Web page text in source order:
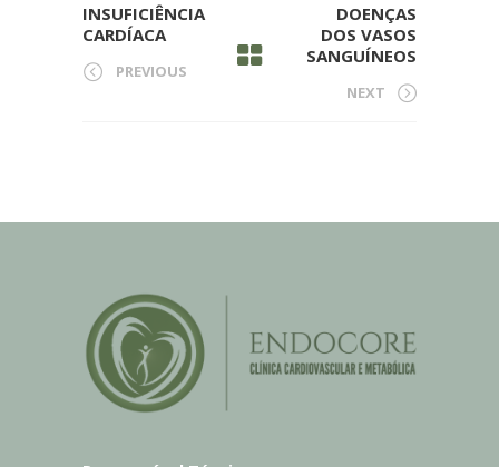
INSUFICIÊNCIA
CARDÍACA
PREVIOUS
DOENÇAS
DOS VASOS
SANGUÍNEOS
NEXT